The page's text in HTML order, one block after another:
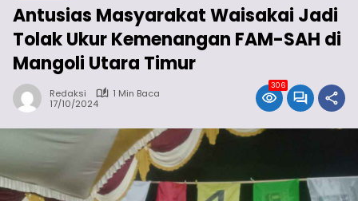
Antusias Masyarakat Waisakai Jadi
Tolak Ukur Kemenangan FAM-SAH di
Mangoli Utara Timur
Redaksi
1 Min Baca
17/10/2024
306